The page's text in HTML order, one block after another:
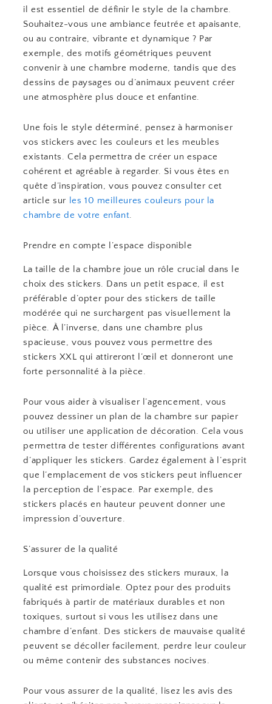
il est essentiel de définir le style de la chambre.
Souhaitez-vous une ambiance feutrée et apaisante,
ou au contraire, vibrante et dynamique ? Par
exemple, des motifs géométriques peuvent
convenir à une chambre moderne, tandis que des
dessins de paysages ou d’animaux peuvent créer
une atmosphère plus douce et enfantine.
Une fois le style déterminé, pensez à harmoniser
vos stickers avec les couleurs et les meubles
existants. Cela permettra de créer un espace
cohérent et agréable à regarder. Si vous êtes en
quête d’inspiration, vous pouvez consulter cet
article sur les 10 meilleures couleurs pour la
chambre de votre enfant.
Prendre en compte l’espace disponible
La taille de la chambre joue un rôle crucial dans le
choix des stickers. Dans un petit espace, il est
préférable d’opter pour des stickers de taille
modérée qui ne surchargent pas visuellement la
pièce. À l’inverse, dans une chambre plus
spacieuse, vous pouvez vous permettre des
stickers XXL qui attireront l’œil et donneront une
forte personnalité à la pièce.
Pour vous aider à visualiser l’agencement, vous
pouvez dessiner un plan de la chambre sur papier
ou utiliser une application de décoration. Cela vous
permettra de tester différentes configurations avant
d’appliquer les stickers. Gardez également à l’esprit
que l’emplacement de vos stickers peut influencer
la perception de l’espace. Par exemple, des
stickers placés en hauteur peuvent donner une
impression d’ouverture.
S’assurer de la qualité
Lorsque vous choisissez des stickers muraux, la
qualité est primordiale. Optez pour des produits
fabriqués à partir de matériaux durables et non
toxiques, surtout si vous les utilisez dans une
chambre d’enfant. Des stickers de mauvaise qualité
peuvent se décoller facilement, perdre leur couleur
ou même contenir des substances nocives.
Pour vous assurer de la qualité, lisez les avis des